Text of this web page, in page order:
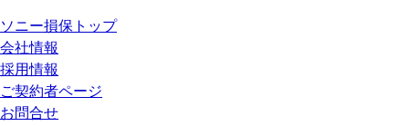
ソニー損保トップ
会社情報
採用情報
ご契約者ページ
お問合せ